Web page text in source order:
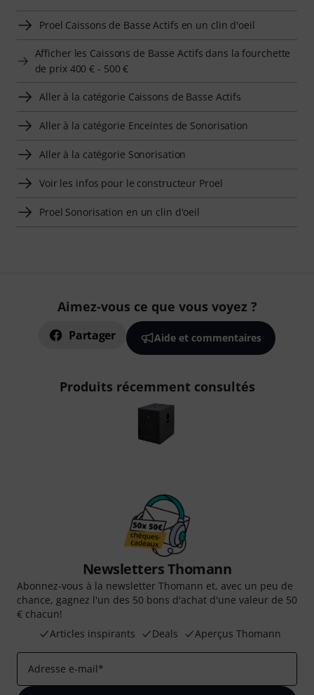
Proel Caissons de Basse Actifs en un clin d'oeil
Afficher les Caissons de Basse Actifs dans la fourchette
de prix 400 € - 500 €
Aller à la catégorie Caissons de Basse Actifs
Aller à la catégorie Enceintes de Sonorisation
Aller à la catégorie Sonorisation
Voir les infos pour le constructeur Proel
Proel Sonorisation en un clin d'oeil
Aimez-vous ce que vous voyez ?
Partager Aide et commentaires
Produits récemment consultés
Newsletters Thomann
Abonnez-vous à la newsletter Thomann et, avec un peu de
chance, gagnez l'un des 50 bons d'achat d'une valeur de 50
€ chacun!
Articles inspirants
Deals Aperçus Thomann
Adresse e-mail*